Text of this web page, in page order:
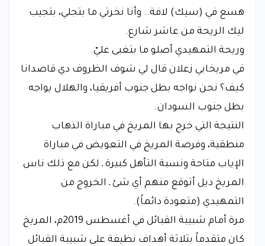
هسع في (سيك) لافة.. وأنا نخرتي ما بتجلي، بتجيب
ليك الريحة من عاشر شارع.
وريحة التمهيدي أصلو ما بتغبى عليّ.
في مريخابي زعلان قال لي شوف الظروف دي قاصدانا
كيف؟ نحن نواجه بطل جنوب أفريقيا، والهلال يواجه
بطل جنوب السودان.
النتيجة التي خرج بها المريخ في مباراة الذهاب
منطقية، وفرصة المريخ في التعويض في مباراة
الإياب متاحة ونسبة التأهل كبيرة ـ لكن مع ذلك ناس
المريخ ديل أتوقع منهم أي شئ ـ الخروج من
التمهيدي (متعودة دائماً).
مرة أمام شبيبة القبائل في أغسطس 2019م، المريخ
كان متقدماً بثلاثة أهداف نظيفة على شبيبة القبائل